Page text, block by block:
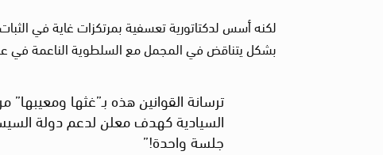
لكنه أسس لدكتاتورية تعسفية بمرتكزات غاية في
بشكل يتناقض في المجمل مع السلطوية الناعمة في
ترسانة القوانين هذه بـ”غثها
السيادية كهدف معلن لدعم دولة
جلسة واحدة!”